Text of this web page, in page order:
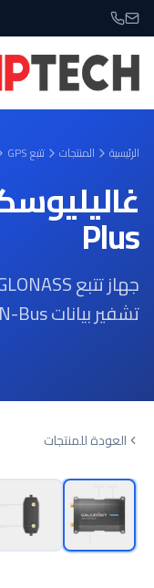
انتقل إلى المحتوى الرئيسي
الرئيسية المنتجات تتبع GPS
Plus
تشفير بيانات CAN-Bus
العودة للمنتجات